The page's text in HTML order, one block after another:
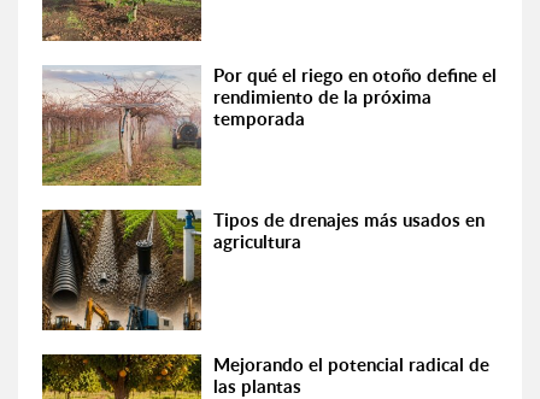
Por qué el riego en otoño define el
rendimiento de la próxima
temporada
Tipos de drenajes más usados en
agricultura
Mejorando el potencial radical de
las plantas